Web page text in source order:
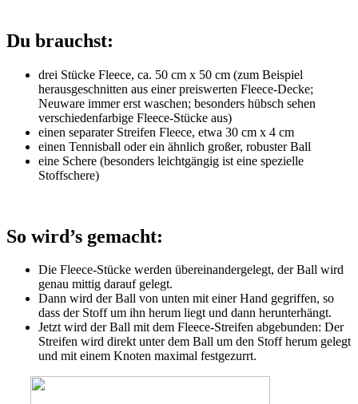
Du brauchst:
drei Stücke Fleece, ca. 50 cm x 50 cm (zum Beispiel
herausgeschnitten aus einer preiswerten Fleece-Decke;
Neuware immer erst waschen; besonders hübsch sehen
verschiedenfarbige Fleece-Stücke aus)
einen separater Streifen Fleece, etwa 30 cm x 4 cm
einen Tennisball oder ein ähnlich großer, robuster Ball
eine Schere (besonders leichtgängig ist eine spezielle
Stoffschere)
So wird’s gemacht:
Die Fleece-Stücke werden übereinandergelegt, der Ball wird
genau mittig darauf gelegt.
Dann wird der Ball von unten mit einer Hand gegriffen, so
dass der Stoff um ihn herum liegt und dann herunterhängt.
Jetzt wird der Ball mit dem Fleece-Streifen abgebunden: Der
Streifen wird direkt unter dem Ball um den Stoff herum gelegt
und mit einem Knoten maximal festgezurrt.